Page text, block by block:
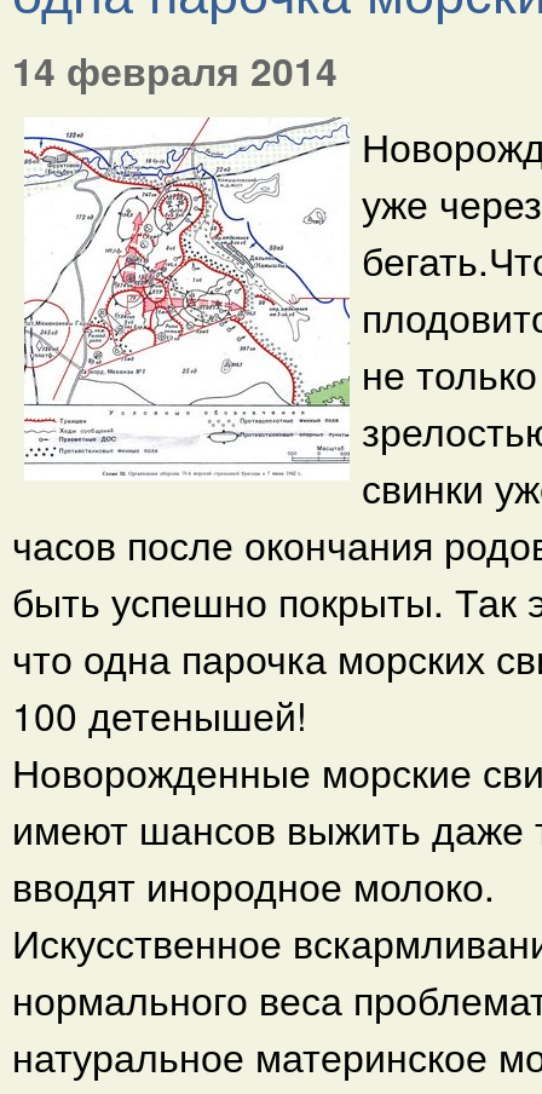
14 февраля 2014
уже
не
свинки
часов после окончания
быть успешно покрыты. Так
что одна парочка морских
100 детенышей!
Новорожденные морские
имеют шансов выжить даже
вводят инородное молоко.
Искусственное
нормального веса
натуральное материнское